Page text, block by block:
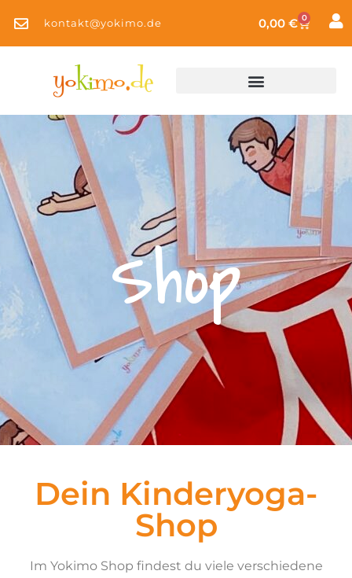
kontakt@yokimo.de 0,00 € 0
Shop
Dein Kinderyoga-
Shop
Im Yokimo Shop findest du viele verschiedene